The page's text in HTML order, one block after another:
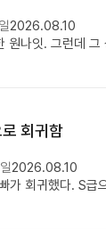
2026.08.10
나잇. 그런데 그
회귀함
2026.08.10
가 회귀했다. S